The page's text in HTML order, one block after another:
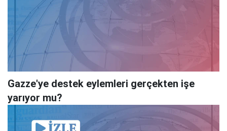
Gazze'ye destek eylemleri gerçekten işe
yarıyor mu?